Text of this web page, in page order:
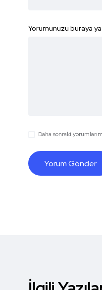
Yorumunuzu buraya
Daha sonraki